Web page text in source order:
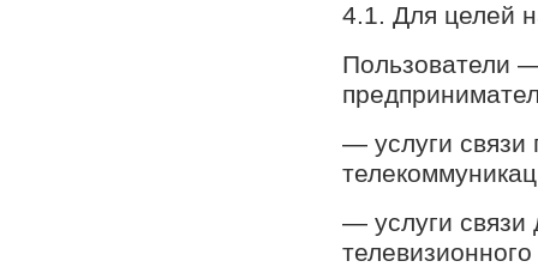
4.1. Для целей
Пользователи
— услуги связи
— услуги связи